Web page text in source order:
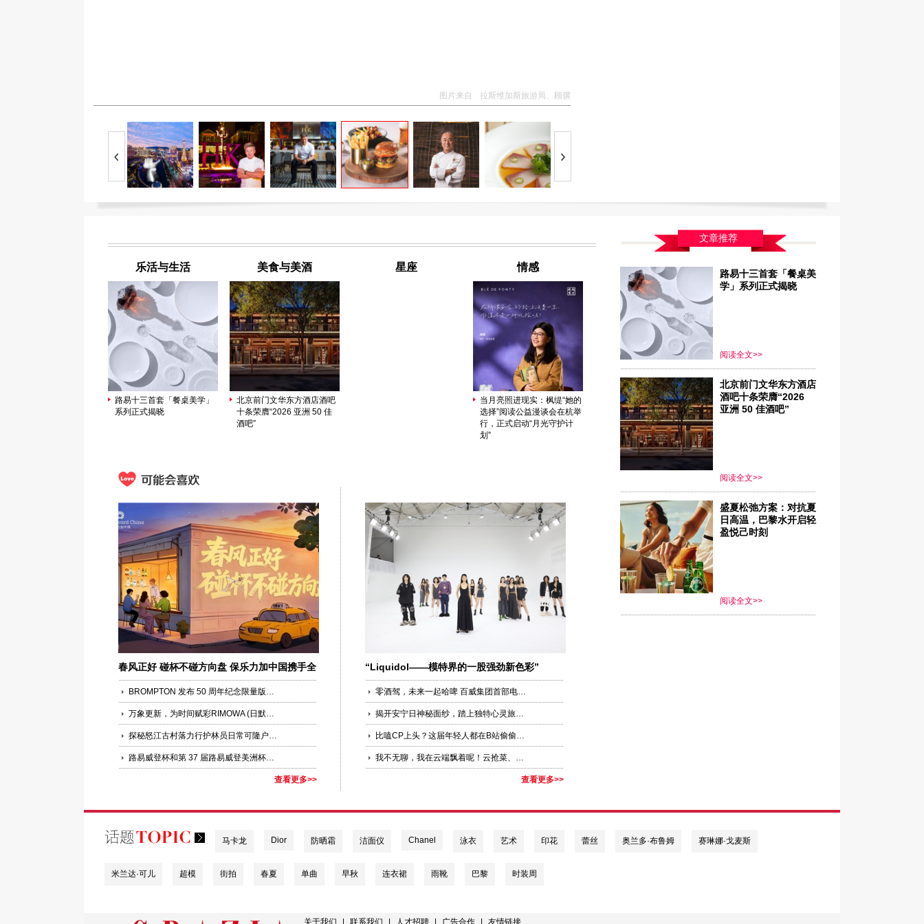
图片来自 拉斯维加斯旅游局、顾骥
乐活与生活
路易十三首套「餐桌美学」
系列正式揭晓
美食与美酒
北京前门文华东方酒店酒吧
十条荣膺“2026 亚洲 50 佳
酒吧”
星座 情感
当月亮照进现实：枫缇“她的
选择”阅读公益漫谈会在杭举
行，正式启动“月光守护计
划”
春风正好 碰杯不碰方向盘 保乐力加中国携手全
国百家酒吧共同倡导“酒后不驾车”
BROMPTON 发布 50 周年纪念限量版车型 以大师工艺铸就时代典藏
万象更新，为时间赋彩RIMOWA (日默瓦)推出ESSENTIAL系列全新季节限定色海洋蓝
探秘怒江古村落力行护林员日常可隆户外店落驻雾里
路易威登杯和第 37 届路易威登美洲杯帆船赛
查看更多>>
“Liquidol——模特界的一股强劲新色彩”
零酒驾，未来一起哈啤 百威集团首部电竞风公益大片上线， 2020 “明智饮酒，拒绝酒驾”盛典在沪举行
揭开安宁日神秘面纱，踏上独特心灵旅程 于享负盛名的巴厘岛阿雅娜水疗度假村体验别具一格的文化活动
比嗑CP上头？这届年轻人都在B站偷偷学习呢
我不无聊，我在云端飘着呢！云抢菜、云办公、云蹦迪......
查看更多>>
文章推荐
路易十三首套「餐桌美
学」系列正式揭晓
阅读全文>>
北京前门文华东方酒店
酒吧十条荣膺“2026
亚洲 50 佳酒吧”
阅读全文>>
盛夏松弛方案：对抗夏
日高温，巴黎水开启轻
盈悦己时刻
阅读全文>>
马卡龙 Dior 防晒霜 洁面仪 Chanel 泳衣 艺术 印花 蕾丝 奥兰多·布鲁姆 赛琳娜·戈麦斯
米兰达·可儿 超模 街拍 春夏 单曲 早秋 连衣裙 雨靴 巴黎 时装周
关于我们 联系我们 人才招聘 广告合作 友情链接